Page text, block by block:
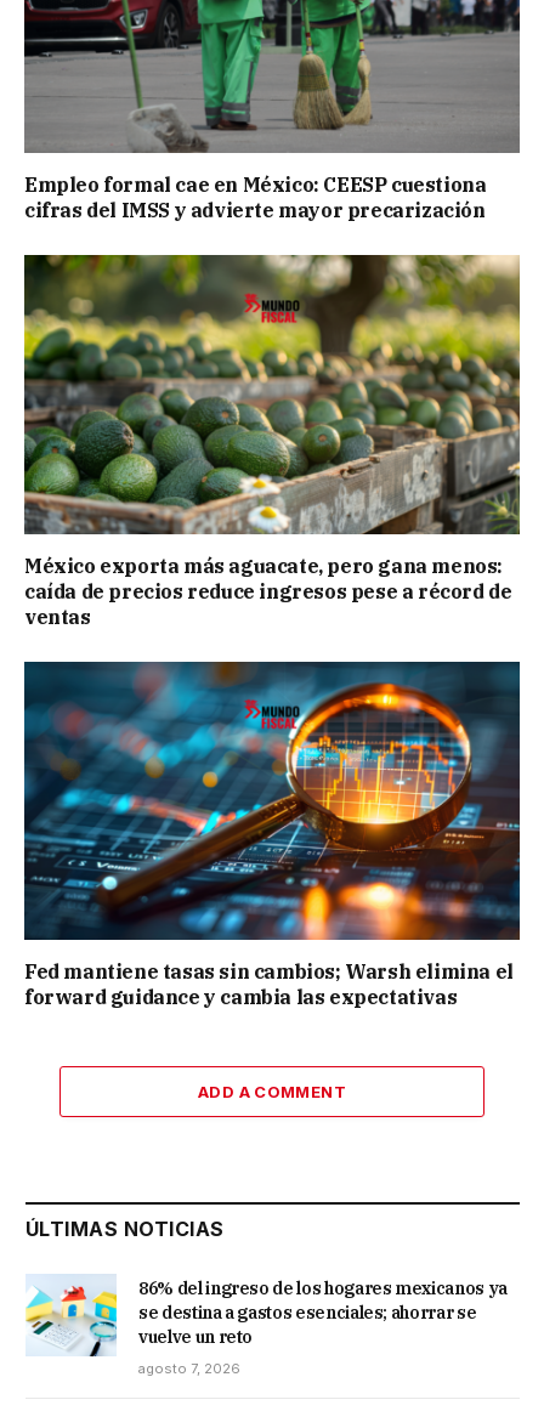
Empleo formal cae en México: CEESP cuestiona
cifras del IMSS y advierte mayor precarización
México exporta más aguacate, pero gana menos:
caída de precios reduce ingresos pese a récord de
ventas
Fed mantiene tasas sin cambios; Warsh elimina el
forward guidance y cambia las expectativas
ADD A COMMENT
ÚLTIMAS NOTICIAS
86% del ingreso de los hogares mexicanos ya
se destina a gastos esenciales; ahorrar se
vuelve un reto
agosto 7, 2026